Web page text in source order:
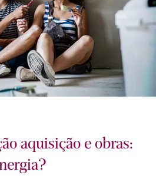
aquisição e obras: